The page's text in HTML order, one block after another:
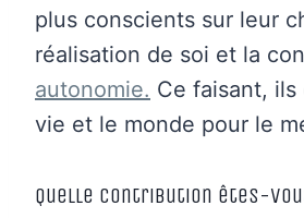
plus conscients sur leur
réalisation de soi et la
autonomie. Ce faisant,
vie et le monde pour le
Quelle contribution êtes-